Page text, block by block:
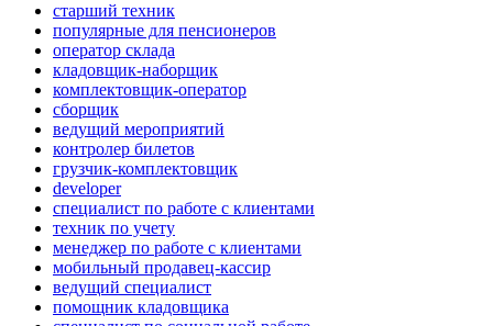
старший техник
популярные для пенсионеров
оператор склада
кладовщик-наборщик
комплектовщик-оператор
сборщик
ведущий мероприятий
контролер билетов
грузчик-комплектовщик
developer
специалист по работе с клиентами
техник по учету
менеджер по работе с клиентами
мобильный продавец-кассир
ведущий специалист
помощник кладовщика